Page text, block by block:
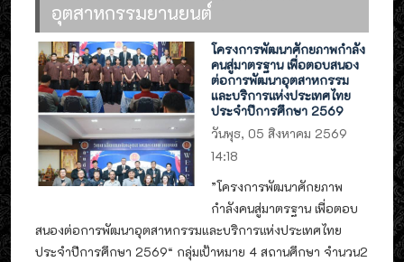
อุตสาหกรรมยานยนต์
โครงการพัฒนาศักยภาพกำลัง
คนสู่มาตรฐาน เพื่อตอบสนอง
ต่อการพัฒนาอุตสาหกรรม
และบริการแห่งประเทศไทย
ประจำปีการศึกษา 2569
วันพุธ, 05 สิงหาคม 2569
14:18
”โครงการพัฒนาศักยภาพ
กำลังคนสู่มาตรฐาน เพื่อตอบ
สนองต่อการพัฒนาอุตสาหกรรมและบริการแห่งประเทศไทย
ประจำปีการศึกษา 2569“ กลุ่มเป้าหมาย 4 สถานศึกษา จำนวน2